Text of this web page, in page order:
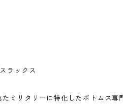
ラックス
ミリタリーに特化したボトムス専